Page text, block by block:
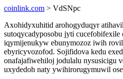
coinlink.com > VdSNpc
Axohidyxuhitid arohogyduqyr
sutoqycadyposobu jyti
iqymijenukyw ebunymozoz iwih
ebyricyvozofod. Sojifidova kedu
onafajafiwehiloj jodulalu nysusicigu
uxydedoh naty ywihirorugymuwil